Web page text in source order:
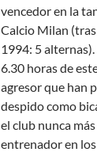
vencedor en la
Calcio Milan
1994: 5
6.30 horas de
agresor que han
despido como
el club nunca
entrenador en